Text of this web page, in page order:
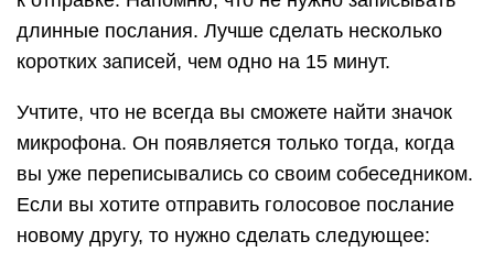
длинные послания. Лучше сделать несколько
коротких записей, чем одно на 15 минут.
Учтите, что не всегда вы сможете найти значок
микрофона. Он появляется только тогда, когда
вы уже переписывались со своим собеседником.
Если вы хотите отправить голосовое послание
новому другу, то нужно сделать следующее: